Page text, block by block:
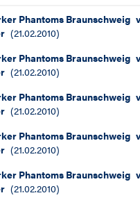
Phantoms Braunschweig
(21.02.2010)
Phantoms Braunschweig
(21.02.2010)
Phantoms Braunschweig
(21.02.2010)
Phantoms Braunschweig
(21.02.2010)
Phantoms Braunschweig
(21.02.2010)